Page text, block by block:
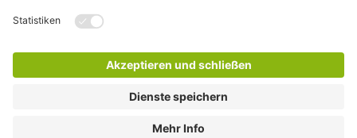
Impressum